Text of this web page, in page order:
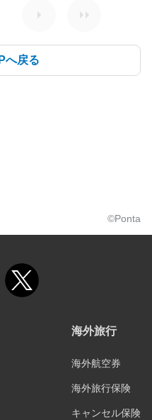
へ戻る
©Ponta
海外旅行
海外航空券
海外旅行保険
キャンセル保険